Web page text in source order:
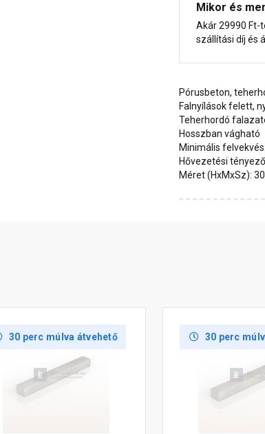
Mikor és
Akár 29990 Ft-
szállítási díj és
Pórusbeton,
Falnyílások felett,
Teherhordó
Hosszban vágható
Minimális
Hővezetési
Méret (HxMxSz):
30 perc múlva átvehető 30 perc